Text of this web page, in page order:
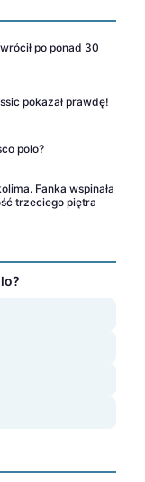
po ponad 30
pokazał prawdę!
polo?
Fanka wspinała
trzeciego piętra